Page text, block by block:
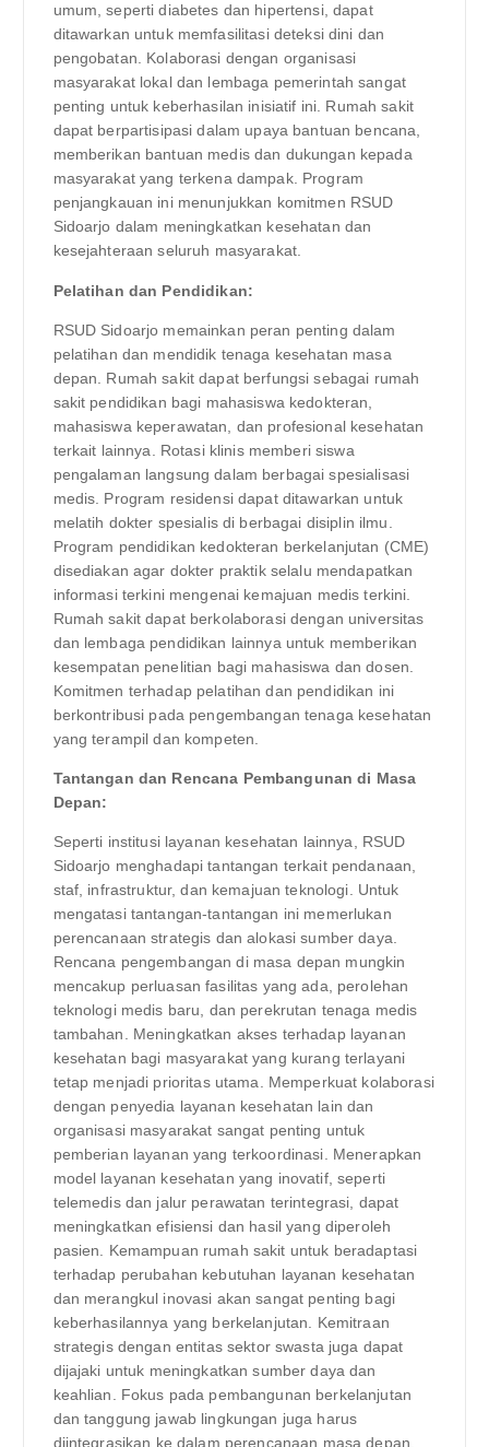
umum, seperti diabetes dan hipertensi, dapat
ditawarkan untuk memfasilitasi deteksi dini dan
pengobatan. Kolaborasi dengan organisasi
masyarakat lokal dan lembaga pemerintah sangat
penting untuk keberhasilan inisiatif ini. Rumah sakit
dapat berpartisipasi dalam upaya bantuan bencana,
memberikan bantuan medis dan dukungan kepada
masyarakat yang terkena dampak. Program
penjangkauan ini menunjukkan komitmen RSUD
Sidoarjo dalam meningkatkan kesehatan dan
kesejahteraan seluruh masyarakat.
Pelatihan dan Pendidikan:
RSUD Sidoarjo memainkan peran penting dalam
pelatihan dan mendidik tenaga kesehatan masa
depan. Rumah sakit dapat berfungsi sebagai rumah
sakit pendidikan bagi mahasiswa kedokteran,
mahasiswa keperawatan, dan profesional kesehatan
terkait lainnya. Rotasi klinis memberi siswa
pengalaman langsung dalam berbagai spesialisasi
medis. Program residensi dapat ditawarkan untuk
melatih dokter spesialis di berbagai disiplin ilmu.
Program pendidikan kedokteran berkelanjutan (CME)
disediakan agar dokter praktik selalu mendapatkan
informasi terkini mengenai kemajuan medis terkini.
Rumah sakit dapat berkolaborasi dengan universitas
dan lembaga pendidikan lainnya untuk memberikan
kesempatan penelitian bagi mahasiswa dan dosen.
Komitmen terhadap pelatihan dan pendidikan ini
berkontribusi pada pengembangan tenaga kesehatan
yang terampil dan kompeten.
Tantangan dan Rencana Pembangunan di Masa
Depan:
Seperti institusi layanan kesehatan lainnya, RSUD
Sidoarjo menghadapi tantangan terkait pendanaan,
staf, infrastruktur, dan kemajuan teknologi. Untuk
mengatasi tantangan-tantangan ini memerlukan
perencanaan strategis dan alokasi sumber daya.
Rencana pengembangan di masa depan mungkin
mencakup perluasan fasilitas yang ada, perolehan
teknologi medis baru, dan perekrutan tenaga medis
tambahan. Meningkatkan akses terhadap layanan
kesehatan bagi masyarakat yang kurang terlayani
tetap menjadi prioritas utama. Memperkuat kolaborasi
dengan penyedia layanan kesehatan lain dan
organisasi masyarakat sangat penting untuk
pemberian layanan yang terkoordinasi. Menerapkan
model layanan kesehatan yang inovatif, seperti
telemedis dan jalur perawatan terintegrasi, dapat
meningkatkan efisiensi dan hasil yang diperoleh
pasien. Kemampuan rumah sakit untuk beradaptasi
terhadap perubahan kebutuhan layanan kesehatan
dan merangkul inovasi akan sangat penting bagi
keberhasilannya yang berkelanjutan. Kemitraan
strategis dengan entitas sektor swasta juga dapat
dijajaki untuk meningkatkan sumber daya dan
keahlian. Fokus pada pembangunan berkelanjutan
dan tanggung jawab lingkungan juga harus
diintegrasikan ke dalam perencanaan masa depan.